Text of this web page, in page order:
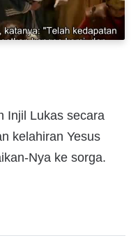
Injil Lukas secara
kelahiran Yesus
Nya ke sorga.